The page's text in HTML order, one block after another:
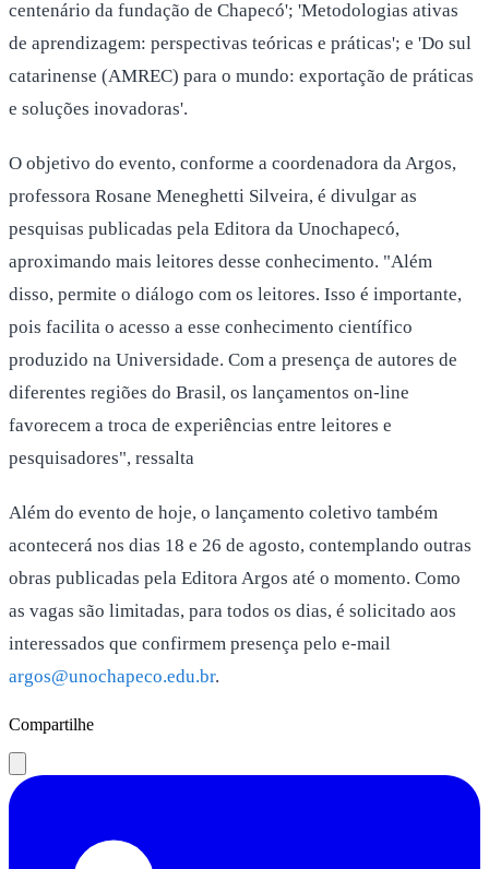
centenário da fundação de Chapecó'; 'Metodologias ativas
de aprendizagem: perspectivas teóricas e práticas'; e 'Do sul
catarinense (AMREC) para o mundo: exportação de práticas
e soluções inovadoras'.
O objetivo do evento, conforme a coordenadora da Argos,
professora Rosane Meneghetti Silveira, é divulgar as
pesquisas publicadas pela Editora da Unochapecó,
aproximando mais leitores desse conhecimento. "Além
disso, permite o diálogo com os leitores. Isso é importante,
pois facilita o acesso a esse conhecimento científico
produzido na Universidade. Com a presença de autores de
diferentes regiões do Brasil, os lançamentos on-line
favorecem a troca de experiências entre leitores e
pesquisadores", ressalta
Além do evento de hoje, o lançamento coletivo também
acontecerá nos dias 18 e 26 de agosto, contemplando outras
obras publicadas pela Editora Argos até o momento. Como
as vagas são limitadas, para todos os dias, é solicitado aos
interessados que confirmem presença pelo e-mail
argos@unochapeco.edu.br.
Compartilhe